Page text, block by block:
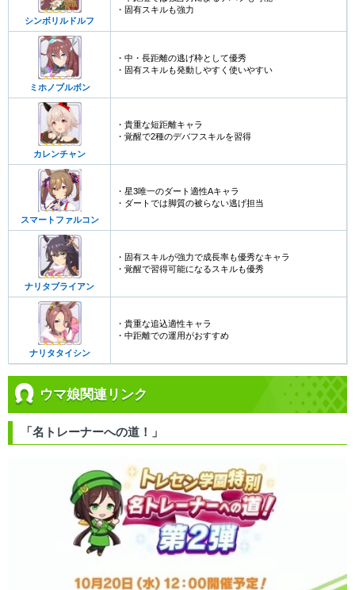
シンボリルドルフ
・固有スキルも強力
ミホノブルボン
・中・長距離の逃げ枠として優秀
・固有スキルも発動しやすく使いやすい
カレンチャン
・貴重な短距離キャラ
・覚醒で2種のデバフスキルを習得
スマートファルコン
・星3唯一のダート適性Aキャラ
・ダートでは脚質の被らない逃げ担当
ナリタブライアン
・固有スキルが強力で成長率も優秀なキャラ
・覚醒で習得可能になるスキルも優秀
ナリタタイシン
・貴重な追込適性キャラ
・中距離での運用がおすすめ
ウマ娘関連リンク
「名トレーナーへの道！」